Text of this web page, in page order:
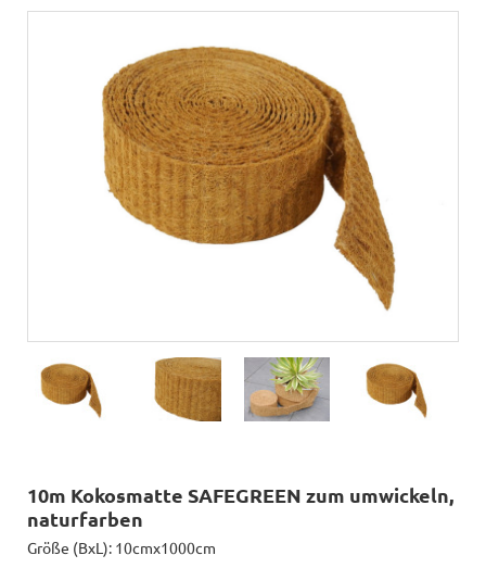
10m Kokosmatte SAFEGREEN zum umwickeln,
naturfarben
Größe (BxL): 10cmx1000cm